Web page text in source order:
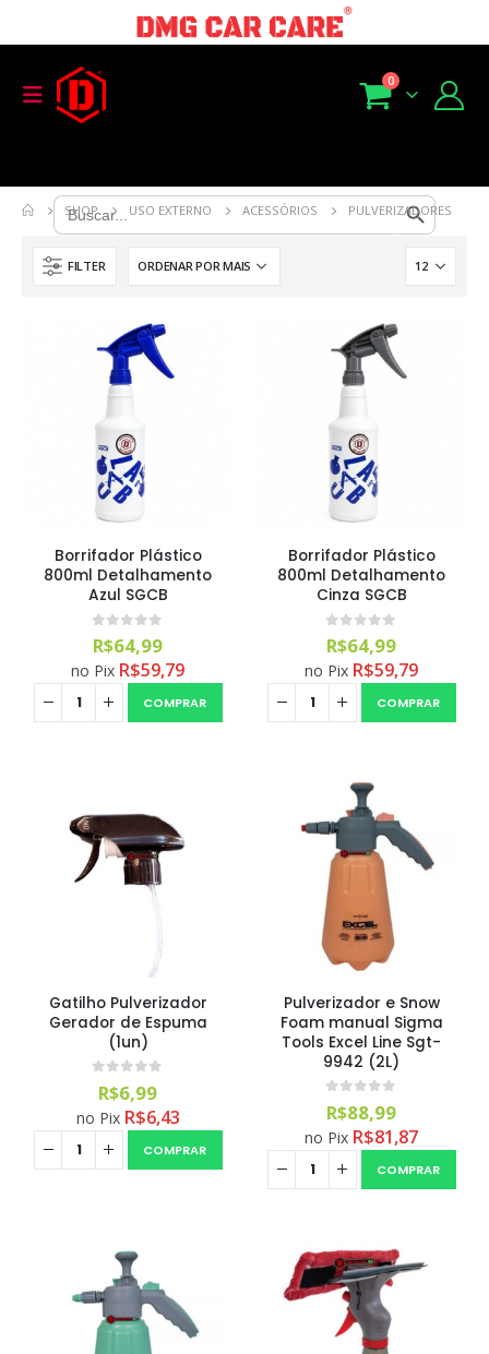
Search
for:
Search Button
0
SHOP USO EXTERNO ACESSÓRIOS PULVERIZADORES
FILTER
Borrifador Plástico
800ml Detalhamento
Azul SGCB
R$64,99
no Pix R$59,79
COMPRAR
Borrifador Plástico
800ml Detalhamento
Cinza SGCB
R$64,99
no Pix R$59,79
COMPRAR
Gatilho Pulverizador
Gerador de Espuma
(1un)
R$6,99
no Pix R$6,43
COMPRAR
Pulverizador e Snow
Foam manual Sigma
Tools Excel Line Sgt-
9942 (2L)
R$88,99
no Pix R$81,87
COMPRAR